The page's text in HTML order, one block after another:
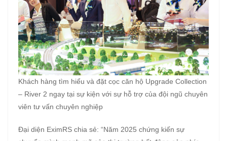
Khách hàng tìm hiểu và đặt cọc căn hộ Upgrade Collection
– River 2 ngay tại sự kiện với sự hỗ trợ của đội ngũ chuyên
viên tư vấn chuyên nghiệp
Đại diện EximRS chia sẻ: “Năm 2025 chứng kiến sự